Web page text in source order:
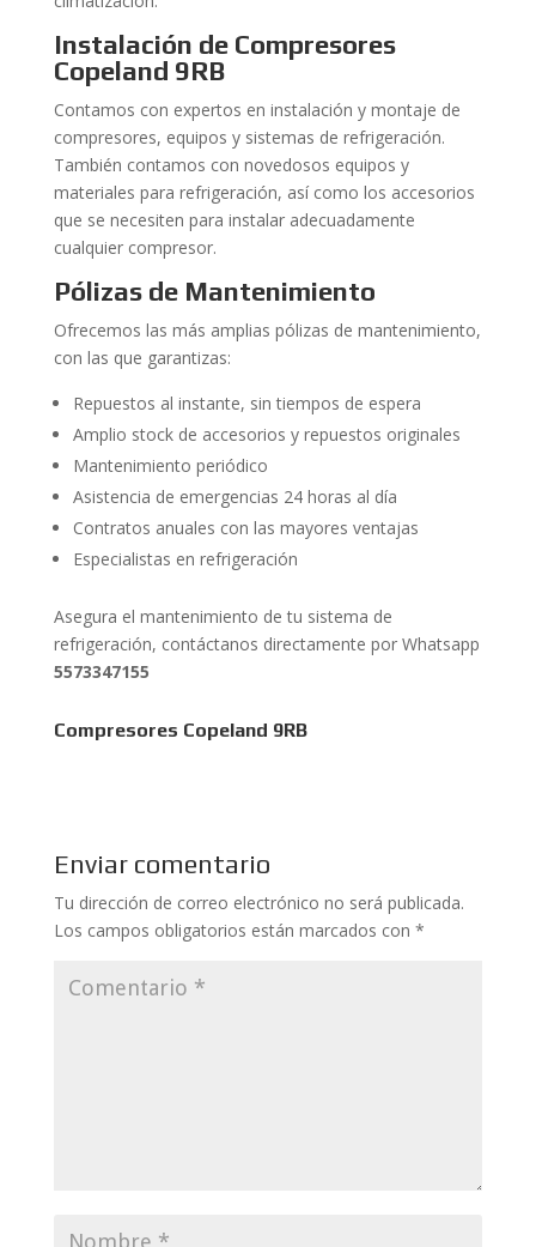
Instalación de Compresores
Copeland 9RB
Contamos con expertos en instalación y montaje de
compresores, equipos y sistemas de refrigeración.
También contamos con novedosos equipos y
materiales para refrigeración, así como los accesorios
que se necesiten para instalar adecuadamente
cualquier compresor.
Pólizas de Mantenimiento
Ofrecemos las más amplias pólizas de mantenimiento,
con las que garantizas:
Repuestos al instante, sin tiempos de espera
Amplio stock de accesorios y repuestos originales
Mantenimiento periódico
Asistencia de emergencias 24 horas al día
Contratos anuales con las mayores ventajas
Especialistas en refrigeración
Asegura el mantenimiento de tu sistema de
refrigeración, contáctanos directamente por Whatsapp
5573347155
Compresores Copeland 9RB
Enviar comentario
Tu dirección de correo electrónico no será publicada.
Los campos obligatorios están marcados con *